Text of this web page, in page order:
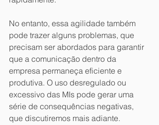
No entanto, essa agilidade também
pode trazer alguns problemas, que
precisam ser abordados para garantir
que a comunicação dentro da
empresa permaneça eficiente e
produtiva. O uso desregulado ou
excessivo das MIs pode gerar uma
série de consequências negativas,
que discutiremos mais adiante.